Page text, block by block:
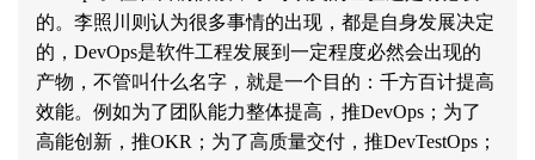
的。李照川则认为很多事情的出现，都是自身发展决定
的， DevOps是软件工程发展到一定程度必然会出现的
产物，不管叫什么名字，就是一个目的：千方百计提高
效能。例如为了团队能力整体提高，推DevOps ；为了
高能创新，推OKR ；为了高质量交付，推DevTestOps ；